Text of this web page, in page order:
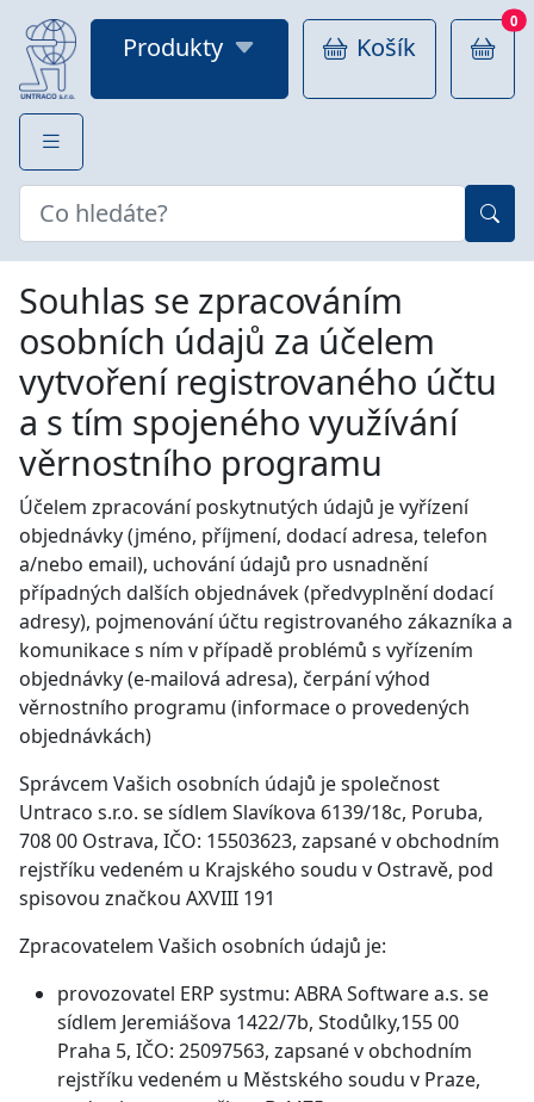
Produkty Košík
0
Souhlas se zpracováním
osobních údajů za účelem
vytvoření registrovaného účtu
a s tím spojeného využívání
věrnostního programu
Účelem zpracování poskytnutých údajů je vyřízení
objednávky (jméno, příjmení, dodací adresa, telefon
a/nebo email), uchování údajů pro usnadnění
případných dalších objednávek (předvyplnění dodací
adresy), pojmenování účtu registrovaného zákazníka a
komunikace s ním v případě problémů s vyřízením
objednávky (e-mailová adresa), čerpání výhod
věrnostního programu (informace o provedených
objednávkách)
Správcem Vašich osobních údajů je společnost
Untraco s.r.o. se sídlem Slavíkova 6139/18c, Poruba,
708 00 Ostrava, IČO: 15503623, zapsané v obchodním
rejstříku vedeném u Krajského soudu v Ostravě, pod
spisovou značkou AXVIII 191
Zpracovatelem Vašich osobních údajů je:
provozovatel ERP systmu: ABRA Software a.s. se
sídlem Jeremiášova 1422/7b, Stodůlky,155 00
Praha 5, IČO: 25097563, zapsané v obchodním
rejstříku vedeném u Městského soudu v Praze,